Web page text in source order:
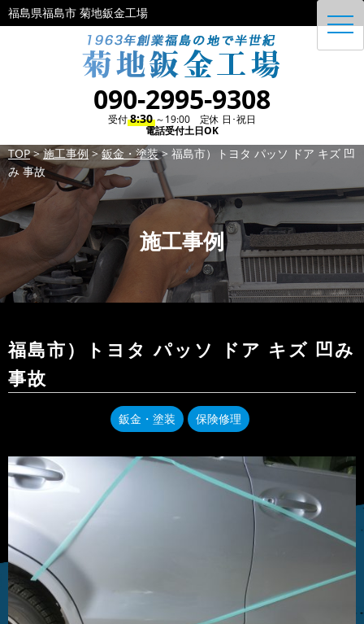
福島県福島市 菊地鈑金工場
090-2995-9308
受付8:30 ～19:00 定休 日･祝日
電話受付土日OK
TOP>施工事例 >鈑金・塗装> 福島市）トヨタ パッソ ドア キズ 凹
み 事故
施工事例
福島市）トヨタ パッソ ドア キズ 凹み
事故
鈑金・塗装 保険修理